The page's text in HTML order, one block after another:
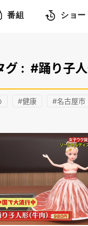
番組 ショー
グ : #踊り子
#健康 #名古屋市